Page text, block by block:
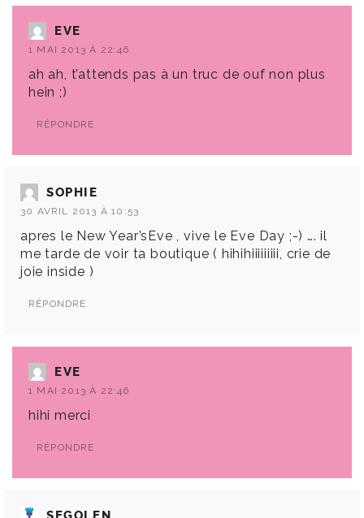
EVE
1 MAI 2013 À 22:46
ah ah, t’attends pas à un truc de ouf non plus
hein ;)
RÉPONDRE
SOPHIE
30 AVRIL 2013 À 10:53
apres le New Year’sEve , vive le Eve Day ;-) …. il
me tarde de voir ta boutique ( hihihiiiiiiiii, crie de
joie inside )
RÉPONDRE
EVE
1 MAI 2013 À 22:46
hihi merci
RÉPONDRE